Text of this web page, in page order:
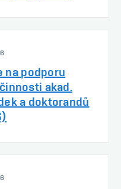
na podporu
akad.
a doktorandů